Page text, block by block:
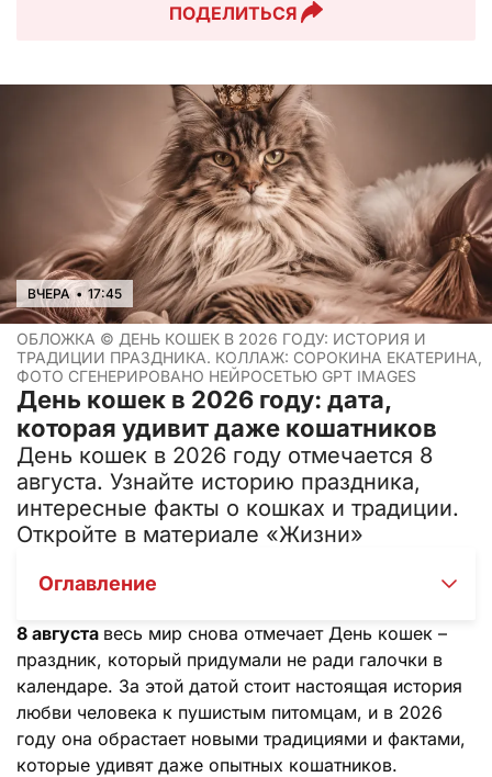
ПОДЕЛИТЬСЯ
ВЧЕРА • 17:45
ОБЛОЖКА © ДЕНЬ КОШЕК В 2026 ГОДУ: ИСТОРИЯ И
ТРАДИЦИИ ПРАЗДНИКА. КОЛЛАЖ: СОРОКИНА ЕКАТЕРИНА,
ФОТО СГЕНЕРИРОВАНО НЕЙРОСЕТЬЮ GPT IMAGES
День кошек в 2026 году: дата,
которая удивит даже кошатников
День кошек в 2026 году отмечается 8
августа. Узнайте историю праздника,
интересные факты о кошках и традиции.
Откройте в материале «Жизни»
Оглавление
8 августа весь мир снова отмечает День кошек –
праздник, который придумали не ради галочки в
календаре. За этой датой стоит настоящая история
любви человека к пушистым питомцам, и в 2026
году она обрастает новыми традициями и фактами,
которые удивят даже опытных кошатников.